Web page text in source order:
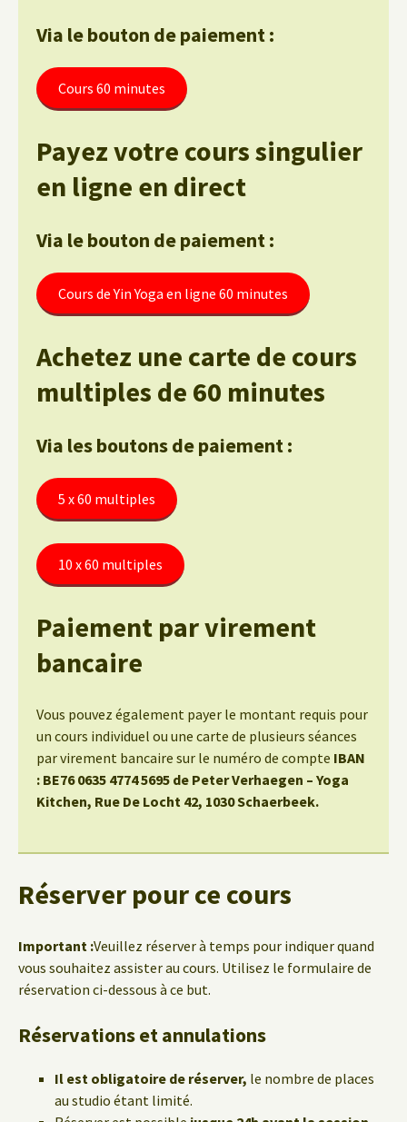
Via le bouton de paiement :
Cours 60 minutes
Payez votre cours singulier
en ligne en direct
Via le bouton de paiement :
Cours de Yin Yoga en ligne 60 minutes
Achetez une carte de cours
multiples de 60 minutes
Via les boutons de paiement :
5 x 60 multiples
10 x 60 multiples
Paiement par virement
bancaire
Vous pouvez également payer le montant requis pour
un cours individuel ou une carte de plusieurs séances
par virement bancaire sur le numéro de compte IBAN
: BE76 0635 4774 5695 de Peter Verhaegen – Yoga
Kitchen, Rue De Locht 42, 1030 Schaerbeek.
Réserver pour ce cours
Important :Veuillez réserver à temps pour indiquer quand
vous souhaitez assister au cours. Utilisez le formulaire de
réservation ci-dessous à ce but.
Réservations et annulations
Il est obligatoire de réserver, le nombre de places
au studio étant limité.